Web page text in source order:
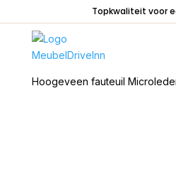
Topkwaliteit voor
Hoogeveen fauteuil